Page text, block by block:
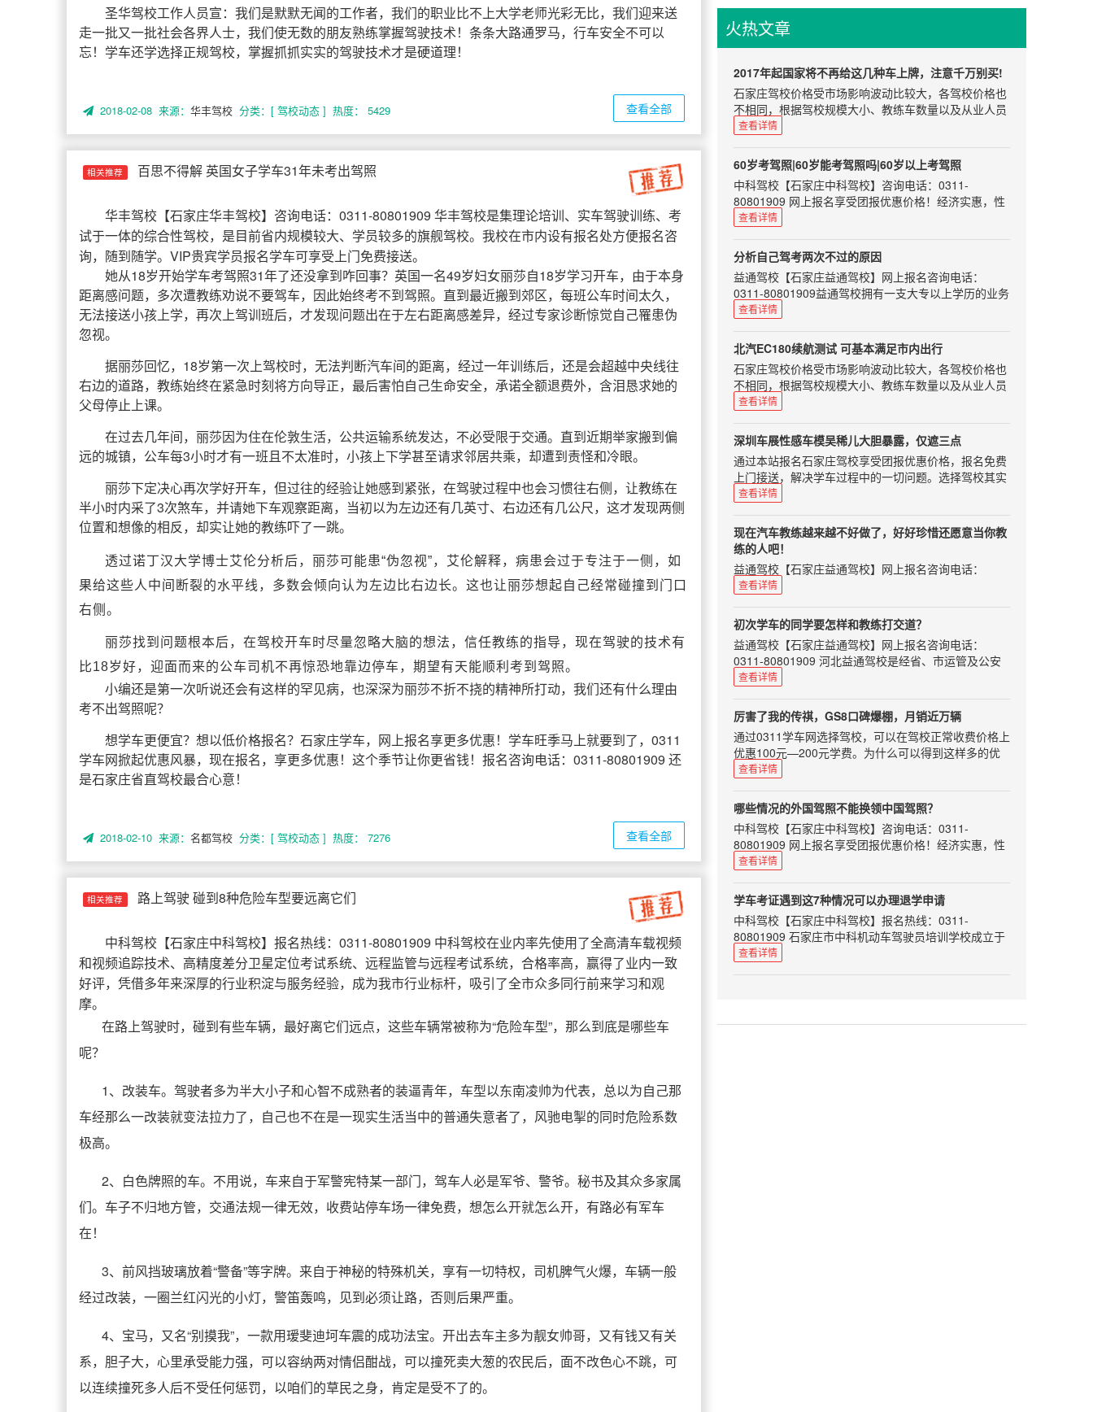
圣华驾校工作人员宣：我们是默默无闻的工作者，我们的职业比不上大学老师光彩无比，我们迎来送
走一批又一批社会各界人士，我们使无数的朋友熟练掌握驾驶技术！条条大路通罗马，行车安全不可以
忘！学车还学选择正规驾校，掌握抓抓实实的驾驶技术才是硬道理！
2018-02-08 来源：华丰驾校 分类：[ 驾校动态 ] 热度： 5429 查看全部
相关推荐 百思不得解 英国女子学车31年未考出驾照
华丰驾校 【石家庄华丰驾校】咨询电话：0311-80801909 华丰驾校是集理论培训、实车驾驶训练、考
试于一体的综合性驾校，是目前省内规模较大、学员较多的旗舰驾校。我校在市内设有报名处方便报名咨
询，随到随学。VIP贵宾学员报名学车可享受上门免费接送。
她从18岁开始学车考驾照31年了还没拿到咋回事？英国一名49岁妇女丽莎自18岁学习开车，由于本身
距离感问题，多次遭教练劝说不要驾车，因此始终考不到驾照。直到最近搬到郊区，每班公车时间太久，
无法接送小孩上学，再次上驾训班后，才发现问题出在于左右距离感差异，经过专家诊断惊觉自己罹患伪
忽视。
据丽莎回忆，18岁第一次上驾校时，无法判断汽车间的距离，经过一年训练后，还是会超越中央线往
右边的道路，教练始终在紧急时刻将方向导正，最后害怕自己生命安全，承诺全额退费外，含泪恳求她的
父母停止上课。
在过去几年间，丽莎因为住在伦敦生活，公共运输系统发达，不必受限于交通。直到近期举家搬到偏
远的城镇，公车每3小时才有一班且不太准时，小孩上下学甚至请求邻居共乘，却遭到责怪和冷眼。
丽莎下定决心再次学好开车，但过往的经验让她感到紧张，在驾驶过程中也会习惯往右侧，让教练在
半小时内采了3次煞车，并请她下车观察距离，当初以为左边还有几英寸、右边还有几公尺，这才发现两侧
位置和想像的相反，却实让她的教练吓了一跳。
透过诺丁汉大学博士艾伦分析后，丽莎可能患“伪忽视”，艾伦解释，病患会过于专注于一侧，如
果给这些人中间断裂的水平线，多数会倾向认为左边比右边长。这也让丽莎想起自己经常碰撞到门口
右侧。
丽莎找到问题根本后，在驾校开车时尽量忽略大脑的想法，信任教练的指导，现在驾驶的技术有
比18岁好，迎面而来的公车司机不再惊恐地靠边停车，期望有天能顺利考到驾照。
小编还是第一次听说还会有这样的罕见病，也深深为丽莎不折不挠的精神所打动，我们还有什么理由
考不出驾照呢？
想学车更便宜？想以低价格报名？石家庄学车，网上报名享更多优惠！学车旺季马上就要到了，0311
学车网掀起优惠风暴，现在报名，享更多优惠！这个季节让你更省钱！报名咨询电话：0311-80801909 还
是石家庄省直驾校最合心意！
2018-02-10 来源：名都驾校 分类：[ 驾校动态 ] 热度： 7276 查看全部
相关推荐 路上驾驶 碰到8种危险车型要远离它们
中科驾校 【石家庄中科驾校】报名热线：0311-80801909 中科驾校在业内率先使用了全高清车载视频
和视频追踪技术、高精度差分卫星定位考试系统、远程监管与远程考试系统，合格率高，赢得了业内一致
好评，凭借多年来深厚的行业积淀与服务经验，成为我市行业标杆，吸引了全市众多同行前来学习和观
摩。
在路上驾驶时，碰到有些车辆，最好离它们远点，这些车辆常被称为“危险车型”，那么到底是哪些车
呢？
1、改装车。驾驶者多为半大小子和心智不成熟者的装逼青年，车型以东南凌帅为代表，总以为自己那
车经那么一改装就变法拉力了，自己也不在是一现实生活当中的普通失意者了，风驰电掣的同时危险系数
极高。
2、白色牌照的车。不用说，车来自于军警宪特某一部门，驾车人必是军爷、警爷。秘书及其众多家属
们。车子不归地方管，交通法规一律无效，收费站停车场一律免费，想怎么开就怎么开，有路必有军车
在！
3、前风挡玻璃放着“警备”等字牌。来自于神秘的特殊机关，享有一切特权，司机脾气火爆，车辆一般
经过改装，一圈兰红闪光的小灯，警笛轰鸣，见到必须让路，否则后果严重。
4、宝马，又名“别摸我”，一款用瑷斐迪坷车震的成功法宝。开出去车主多为靓女帅哥，又有钱又有关
系，胆子大，心里承受能力强，可以容纳两对情侣酣战，可以撞死卖大葱的农民后，面不改色心不跳，可
以连续撞死多人后不受任何惩罚，以咱们的草民之身，肯定是受不了的。
对教练员尊重。在刚开始学车的过程中说话和行为举止
都应该保持礼貌，像对待老师一样对待你的教练。虽然
随便就被吊销的。小编这里给大家介绍一下几个概念。
驾照的回收状态认为：注销、吊销、撤销、查扣等。
1驾驶证注销——身体本能丧失
驾驶证注销惩罚的意味比较少，一般有七种情况。注销
后如果条件合适，可以随时再申请驾驶证。
1、死亡的
2、身体条件不适合驾驶机动车的
3、提出注销申请的
4、丧失民事行为能力，监护人提出注销申请的
5、超过机动车驾驶证有效期一年以上未换证的
6、年龄在60周岁以上，在一...
火热文章
2017年起国家将不再给这几种车上牌，注意千万别买!
石家庄驾校价格受市场影响波动比较大，各驾校价格也
不相同，根据驾校规模大小、教练车数量以及从业人员
业务水平会有一定浮动，希望准备学车的朋友根据自身
恼。如果您选择驾校时不知从何处下手可以来电咨询我
们，咨询电话：0311-80801909、85100859，报名选
驾校免费咨询，学车考驾照全程指导！目前大部分的进
口车排放标准都是符合国五标准的，可是如果完全放开
进口车的话，可能会有中东(尚还采取欧四标准)和不是
很发达地区的进口车进入中国，因此这也不是能完全保
证的。 自今年的1月1日起，国五标准已经在全国范围
内开始实施了，如果你这时要买车的话，那就千万要小
心了，一定不要买错车了! 那国五标准要怎么实施呢?即
自今年1月1日起，所以不符合国五排放标准的新车，都
不能制造、生产、进口、售卖了。要是你买到的是国四
标准的车，那你的新车就不能上牌了。 那怎么样可以查
询自己买的车是不是国五车呢?当然最直接快捷的方法
就是问商家，不过你要是想自己查的那，那也可以拍下
汽车的铭牌，记录下"整车型号"和"发动机型号";然后上
国家环境保护部机动车环保网进行查询，就可以知道你
吗?在正常情况下，国四的二手车是能在本市进行过户
转让的，部分地区也能跨省或跨市转让。不过根据相关
规定，国四车不能买到大气污染防治重点的地区，比如
京津冀、长三角和珠三角等地区。那国五标准实施后，
国四车会降价吗?按理说商家们为了处理国四车的库
存，是会降价的，不过这还是要看各地区的商家们会怎
么做。虽然是可以在国五出台之前抢购一辆国四车，可
是如果你不打算将它开到报废的话，那还是买国五车比
较好。那进口车都符合国五标准码?目前大部分的进口
车排放标准都是符合国五标准的，可是如果完全放开进
口车的话，可能会有中东(尚还采取欧四标准)和不是很
的。因此实施国五标准之后，最好不要再买低于国五标
准的汽车了，否则最后还是自己吃亏。中科驾校温馨提
醒：请广大学车爱好者结合自己的实际情况，比照本文
看看自己是否存在类似问题，思毅学车网希望您早日拿
到驾驶证，不要犯同样的错误，走弯路！
查看详情
60岁考驾照|60岁能考驾照吗|60岁以上考驾照
中科驾校【石家庄中科驾校】咨询电话：0311-
80801909 网上报名享受团报优惠价格！经济实惠，性
价比超高！ C1、C2证是可以的。 现在很多60岁的没学
个小时不来，要去的地方公交车根本到不了等等问题，
因此需要代步车是一个很要紧的事。 目前根据《机动车
驾驶证申领和使用规定》第十三条，申请机动车驾驶证
的人员，应当符合下列规定：1.申请小型汽车、小型自
动挡汽车、轻便摩托车准驾车型的，应当在18周岁以
上，70周岁以下；2.申请低速载货汽车、三轮汽车、普
通三轮摩托车、普通二轮摩托车或者轮式自行机械车准
驾车型的，应当在18周岁以上，60周岁以下；3.申请城
市公交车、中型客车、大型货车、无轨电车或者有轨电
车准驾车型的，应当在21周岁以上，50周岁以下；4.申
请牵引车准驾车型的，应当在24周岁以上，50周岁以
下；5.申请大型客车准驾车型的，应当在26周岁以上，
50周岁以下。因此如果您年满60周岁，可以申请小型汽
车、小型自动挡汽车、轻便摩托车准驾，这样学完车之
后代步问题就可以很快得到解决，不过很多驾校目前对
于50周岁以上的学员有一定的制约，比如说加收学费，
领先的学车平台，获得了国内知名风险投资的关注，能
帮您一分钟内挑到好的教练，目前受到很多学员的青
睐。0311学车网接到过很多的学员的电话说在最简单的
项目失误了或者在考试中根本不知道该如何操作了，这
本都是可以避免的，最后都挂在了心理问题，总结来说
驾考调整心态最为关键！
查看详情
分析自己驾考两次不过的原因
益通驾校【石家庄益通驾校】网上报名咨询电话：
0311-80801909益通驾校拥有一支大专以上学历的业务
人员和星级、优秀教练队伍，将为您提供全面周到的热
松学车，享受快乐生活。我已经考了两次了，结果还没
过，真的很伤心，不过，我也从中悟出了一些道理。本
人情况本人身高只有一米六0，所以每次考试座椅都向
前移动很多，本人是近视眼400多度带上眼镜才能勉强
看到地线，所以后视镜要调的非常好才行。而我这两次
考试后视镜都调的不好，别的人给我调，对我来讲没
用，只有自己调好。座椅前移可能导致教练讲的看点不
同而造成入库失败，看点有可能要后移。高度近视使我
看地线吃力反映变慢，也会造成入库失败。平时练车轻
松所以基本上倒库成功，考试紧张而导致失败。没事，
加油，我相信自己可以，最后，相信自己一定行。凯达
驾校服务好通过率高，网上预约报名更优惠！学车选驾
校，看重的是什么？价格？服务？还是通过率？这些都
非常重要！0311学车网www.0311xc.cn推荐您选择石家
庄凯达驾校，相信一定不会让你失望的！想要找一所既
优惠，服务又好，通过率又高的驾校，还真应该好好选
务好，保证质量，通过率高！
查看详情
北汽EC180续航测试 可基本满足市内出行
石家庄驾校价格受市场影响波动比较大，各驾校价格也
不相同，根据驾校规模大小、教练车数量以及从业人员
业务水平会有一定浮动，希望准备学车的朋友根据自身
恼。如果您选择驾校时不知从何处下手可以来电咨询我
们，咨询电话：0311-80801909、85100859，报名选
驾校免费咨询，学车考驾照全程指导！在昨天晚上我对
北汽EC180这款车型进行了续航里程的测试，我的出发
地点是十里河地铁站，目的地是房山区长阳镇首创奥特
莱斯，地图显示全程34公里大约需要50分钟左右。随后
返程也做了续航里程的测试，起点为长阳首创奥特莱
斯，终点为朝阳公园南门。 在昨
天晚上我对北汽EC180这款车型进行了续航里程的测
试，我的出发地点是十里河地铁站，目的地是房山区长
阳镇首创奥特莱斯，地图显示全程34公里大约需要50分
钟左右。 测试时间是昨晚下班后，车辆电量处于满电状
态，行车电脑显示的续航里程为179km。车辆总行驶里
程为361公里。记录完数据之后将小计里程清零开始今
天的测试。 行驶路线并非导航所示，是根据自己熟悉的
路线来走的。在整个测试过程中，车辆一直处于D挡，
段。 在第一段续航测试的过程中，暖风并非全程开启，
属于间歇使用，温暖了就关上，冷了就打开。全程所用
时间约为50分钟（期间有停车等待交通信号灯的时
间），暖风使用时间大约在15分钟左右。 到达目的地
后车辆显示的剩余续航里程为128km，车辆实际行驶的
里程为37.6公里，车辆总里程显示398km。通过计算，
车辆行车电脑显示的续航里程减少了51km。车辆实际
行驶的里程为37.6km，两者之间相差13.4公里。 随后
返程也做了续航里程的测试，起点为长阳首创奥特莱
斯，终点为朝阳公园南门。返程过程中，车辆同样处于
D挡，我想的是全程都不使用暖风来为大家进行测试，
了。为了拍摄照片采集素材，所以我将暖风开启，把手
机放在出风口旁取暖，期间使用暖风大约5分钟左右，
待手机正常开机后我就把暖风关掉了。 由于返程时间较
晚，北京市内道路通畅，车辆基本以D挡模式下限制的
最高速度75km/h行驶。最后到达朝阳公园时，车辆行
查看详情
深圳车展性感车模吴稀儿大胆暴露，仅遮三点
通过本站报名石家庄驾校享受团报优惠价格，报名免费
上门接送，解决学车过程中的一切问题。选择驾校其实
很简单：不管您何种的要求，我们都能为您选择最合适
费咨询电话：0311-80801909、85100859！根绝社会
朋友所述，本站小编认真总结认为裕兴驾校是一所性价
比较高的驾校，值得大家选择。选择我们包年满意！严
格按照物价部门的核定收费的，一次性收费，绝无隐性
收费。如果在学车过程中，遇到有个别教练员向学员
“吃、拿、卡、要”，可进行举报，一经查实，将严惩不
怠。
查看详情
现在汽车教练越来越不好做了，好好珍惜还愿意当你教
练的人吧！
益通驾校【石家庄益通驾校】网上报名咨询电话：
0311-80801909 益通驾校配有全新的“雪铁龙”轿车30
亩，配备理论教室、模拟驾驶教室等各项教学管理设施
设备。小编说2016年刚刚过半，大家都能看出来，今年
在机动车驾驶证考试这件事情上改革不断。这件事情，
其实对于学员和汽车教练，都是让人措手不及的。特别
是对于汽车教练来说，今年势必不容易。在这个时候，
请珍惜那些愿意还挥汗如雨为学员当教练的人吧！那么
今年的教练到底难在哪里呢，听小编来给你分析分析：
1学员对自学直考存在误读去年，关于驾考的改革《意
见》出台后，推出了以自学直考为主的驾考改革措施。
这一下子在学员里面炸开了锅，不管是已经报名的学员
还是有意向报名的学员，心里都开始小小的盘算起来。
而且关于自学直考，网上媒体众说纷纭，许多媒体片面
报导可以脱离驾校，自己参加考试；但实际情况是什么
样呢，大家都不清楚。2居住证改革导致招生难最近，
全国很多个省份都在积极开展居住证，这本来是件好
事，更加规范了。但是这件事情遇到考驾照，却也让我
车也要过居住证的槛，限定必须满半年登记才可取得居
住证，让许多人的学车计划搁浅。异地学车这件事情本
来就挺头疼的，现在更是难上加难，很多有意向的学员
也被这道门槛挡在了门外。3教练员从业资格认定被取
消还有一件事情，其实是对我们教练的巨大改革，那就
是国家取消机动车驾驶培训教练员从业资格证认定，换
辛苦苦考来的教练证用来干什么？学员也不够认可你
查看详情
初次学车的同学要怎样和教练打交道？
益通驾校【石家庄益通驾校】网上报名咨询电话：
0311-80801909 河北益通驾校是经省、市运管及公安
交通部门正式批准的培训与考场为一体的标准化驾校。
套考试科目。刚开始学车，许多同学都会问，要怎么样
和教练搞好关系呢？实际上和教练有良好的沟通，不仅
能使你的学车路愉快而充实，而且说不定还能和这位良
师结交成以后生活中的益友。所以初次学车，我们应该
注意以下几个要点。尊重初见教练员应该穿戴整齐，给
教练员留下一个精明干练的印象。而且整齐的着装为你
加分的同时也表明你足够对教练员尊重。在刚开始学车
的过程中说话和行为举止都应该保持礼貌，像对待老师
一样对待你的教练。虽然教练员做的是服务行业，但是
如果你能做到对教练尊敬，教练会感觉你是一个很不错
的年轻人。理解教练员可能在平时的生活中犯一些小小
的错误，这个时候作为学员应该去了解原因理解你的教
练，而不是一味埋怨或者和你的教练对着干。教练员整
天工作十几个小时，重复性的工作，工作环境又很差，
难免会有一些脾气，这个时候你应该练好自己的车，理
解理解你的教练。想想一下，如果自己的父母这么累，
查看详情
厉害了我的传祺，GS8口碑爆棚，月销近万辆
通过0311学车网选择驾校，可以在驾校正常收费价格上
优惠100元—200元学费。为什么可以得到这样多的优
惠呢？本网站作为地方性的学车报名行业网站长期与全
起来的稳定合作关系，形成一个组团报名的形式，驾校
会让利给我们最大的促销价格，所以相比单人普通报名
可以得到更多的优惠。可以说在7座大型SUV里面，传
祺销量上就已经跟上了丰田汉兰达、福特锐界的脚步，
形成三强鼎立的中大型SUV市场格局，成为真正能与合
资抗衡的中国品牌高端SUV。 2016年对于广汽传祺来
说是丰收的一年，品牌总销量超过38万辆，同比大增
96%，远超行业平均增长水平。日前，广汽传祺公布了
最新的销售数据，在刚过去的1月份，广汽传祺销量劲
增31.4%，其中上市不久的七座SUV传祺GS8表现出
色，单月销量达9418辆，占总销量超2成 不再是单骑走
天下的传祺，GS8成为又一主力军 其16.38-25.98万的
望。去年10月底上市以来，其11月销量为2505辆，12
查看详情
哪些情况的外国驾照不能换领中国驾照？
中科驾校【石家庄中科驾校】咨询电话：0311-
80801909 网上报名享受团报优惠价格！经济实惠，性
价比超高！持有国际驾照，能否在中国开车呢？交警部
驶。在中国境内驾驶机动车必须申领中国机动车驾驶
证。“国际驾照并不是驾照，只是驾照的多语言翻译文
件，也可以说是一个具有多国语言的驾照公证件。”深
圳交警介绍，根据联合国陆路交通国际条约，授权相关
的国际组织签发给已经在该国拥有驾照的驾驶员，主要
目的是为消除司机在国外驾车时，由于各国对驾照有不
深圳交警介绍，以下情况不可换领中国驾照：1.新西兰
查看详情
学车考证遇到这7种情况可以办理退学申请
中科驾校【石家庄中科驾校】报名热线：0311-
80801909 石家庄市中科机动车驾驶员培训学校成立于
2008年12月，位于石家庄市裕华区方兴路79号，总投
查看详情